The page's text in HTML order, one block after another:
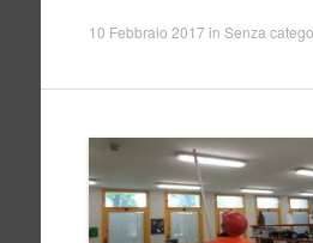
10 Febbraio 2017 in Senza